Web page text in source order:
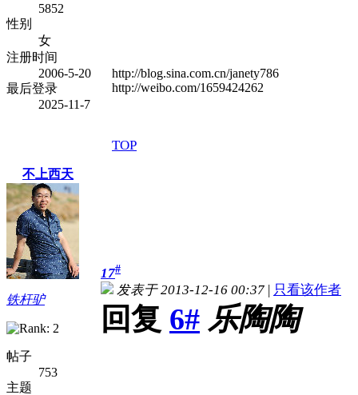
5852
性别
女
注册时间
2006-5-20
最后登录
2025-11-7
http://blog.sina.com.cn/janety786
http://weibo.com/1659424262
TOP
不上西天
铁杆驴
帖子
753
主题
17#
发表于 2013-12-16 00:37 | 只看该作者
回复 6# 乐陶陶